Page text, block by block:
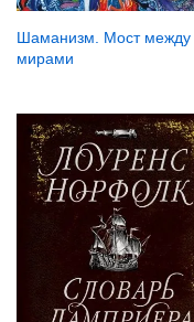
Шаманизм. Мост между
мирами